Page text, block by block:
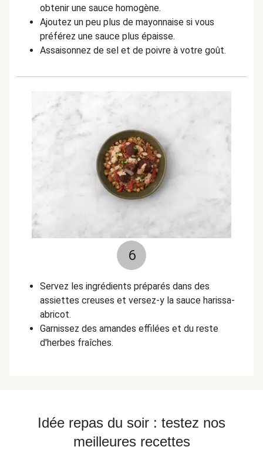
obtenir une sauce homogène.
Ajoutez un peu plus de mayonnaise si vous
préférez une sauce plus épaisse.
Assaisonnez de sel et de poivre à votre goût.
6
Servez les ingrédients préparés dans des
assiettes creuses et versez-y la sauce harissa-
abricot.
Garnissez des amandes effilées et du reste
d'herbes fraîches.
Idée repas du soir : testez nos
meilleures recettes